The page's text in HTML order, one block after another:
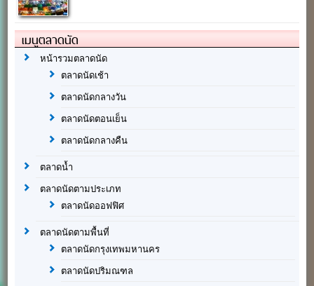
เมนูตลาดนัด
หน้ารวมตลาดนัด
ตลาดนัดเช้า
ตลาดนัดกลางวัน
ตลาดนัดตอนเย็น
ตลาดนัดกลางคืน
ตลาดน้ำ
ตลาดนัดตามประเภท
ตลาดนัดออฟฟิศ
ตลาดนัดตามพื้นที่
ตลาดนัดกรุงเทพมหานคร
ตลาดนัดปริมณฑล